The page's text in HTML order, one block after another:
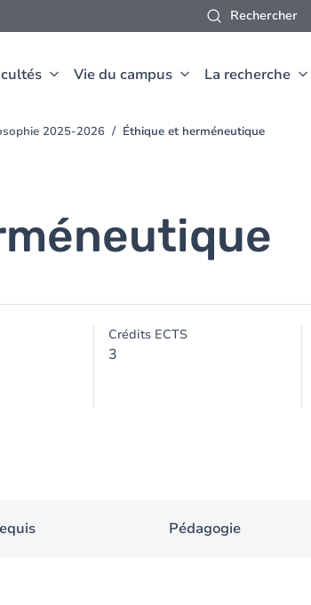
Rechercher
Vie du campus La recherche
2025-2026 Éthique et herméneutique
Crédits ECTS
3
Pédagogie